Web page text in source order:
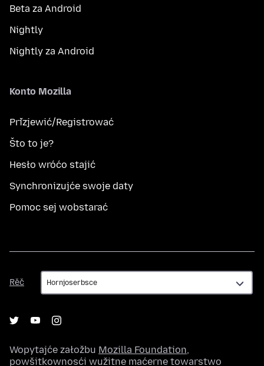
Beta za Android
Nightly
Nightly za Android
Konto Mozilla
Přizjewić/Registrować
Što to je?
Hesło wróćo stajić
Synchronizujće swoje daty
Pomoc sej wobstarać
Rěč
Rěč
Wopytajće załožbu Mozilla Foundation,
powšitkownosći wužitne maćerne towarstwo